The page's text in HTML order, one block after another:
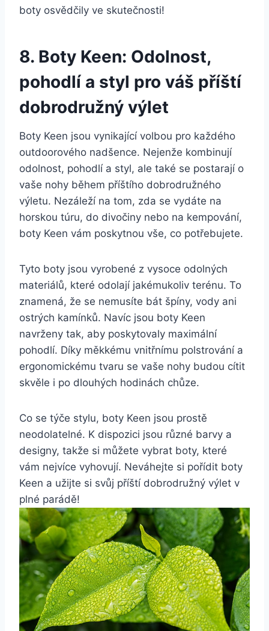
boty osvědčily ve skutečnosti!
8. Boty ‍Keen: Odolnost,
pohodlí ⁤a styl pro váš‌ příští
dobrodružný⁤ výlet
Boty Keen ​jsou vynikající volbou pro každého
outdoorového nadšence. Nejenže kombinují⁢
odolnost, pohodlí ​a styl, ⁤ale také ​se postarají o
vaše ⁤nohy‍ během příštího dobrodružného
výletu. ‌Nezáleží na tom, zda se vydáte‍ na
horskou túru,‌ do ⁢divočiny⁢ nebo ‍na kempování,‍
boty Keen vám ⁢poskytnou vše, co potřebujete.
Tyto ⁣boty ⁣jsou vyrobené z ⁢vysoce⁢ odolných
materiálů, ‌které ⁢odolají jakémukoliv terénu. To⁤
znamená, že ⁢se⁤ nemusíte ​bát⁣ špíny,⁤ vody ani
‍ostrých kamínků. Navíc jsou boty Keen
navrženy tak, aby poskytovaly maximální
pohodlí. Díky ‍měkkému⁣ vnitřnímu polstrování a⁣
ergonomickému ​tvaru se vaše nohy budou⁣ cítit
skvěle ​i ‌po‍ dlouhých hodinách ‍chůze.
Co se ‍týče stylu, ⁣boty Keen jsou prostě
neodolatelné. ⁤K⁢ dispozici jsou různé barvy a⁤
designy, ‌takže si můžete vybrat boty,⁤ které
vám ⁢nejvíce vyhovují.​ Neváhejte si pořídit boty
Keen ⁣a užijte ⁤si⁢ svůj příští dobrodružný výlet v
⁢plné parádě!